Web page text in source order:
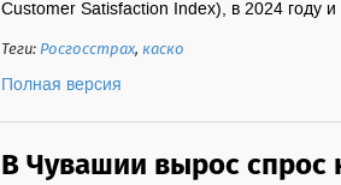
Customer Satisfaction Index), в 2024 году
Теги:Росгосстрах,каско
Полная версия
В Чувашии вырос спрос